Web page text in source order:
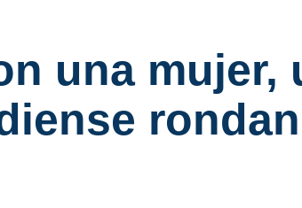
una mujer,